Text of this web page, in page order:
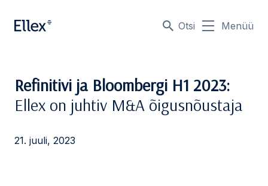
Otsi Menüü
Refinitivi ja Bloombergi H1 2023:
Ellex on juhtiv M&A õigusnõustaja
21. juuli, 2023